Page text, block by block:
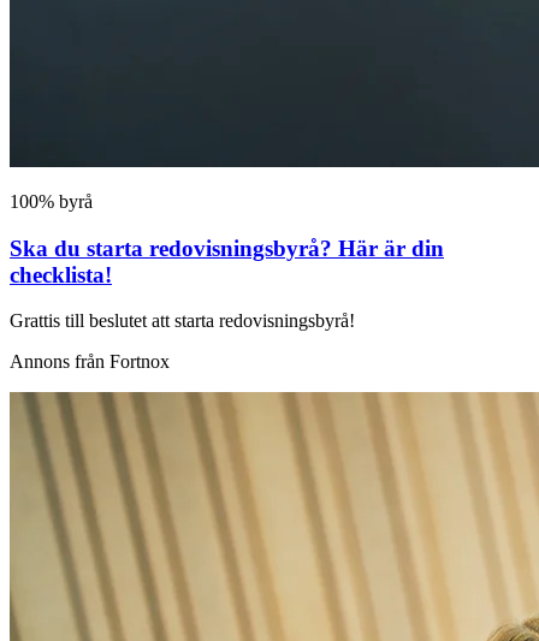
100% byrå
Ska du starta redovisningsbyrå? Här är din
checklista!
Grattis till beslutet att starta redovisningsbyrå!
Annons från Fortnox